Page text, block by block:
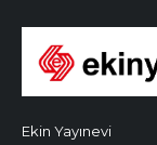
Ekin Yayınevi